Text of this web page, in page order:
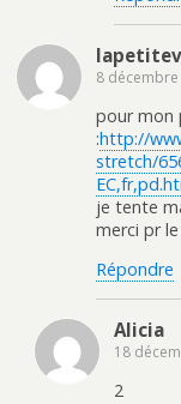
e
l
e
f
e
ê
t
r
e
)
8 décembre
pour mon
:http://
stretch/
je tente
merci pr
Répondre
Alicia
18
2